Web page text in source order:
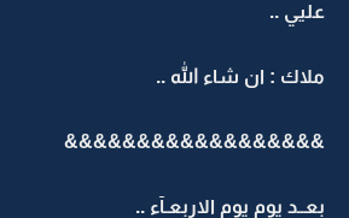
عليي ..
ملاك : ان شاء الله ..
&&&&&&&&&&&&&&&&&&
بعــد يوم يوم الاربعـآء ..